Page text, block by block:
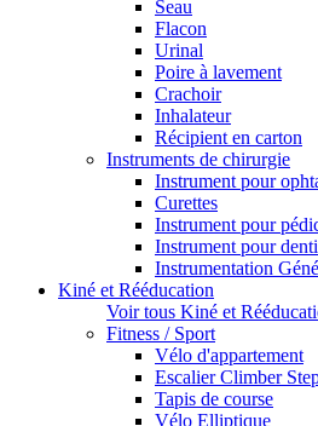
Seau
Flacon
Urinal
Poire à lavement
Crachoir
Inhalateur
Récipient en carton
Instruments de chirurgie
Instrument pour
Curettes
Instrument pour
Instrument pour
Instrumentation
Kiné et Rééducation
Voir tous Kiné et
Fitness / Sport
Vélo d'appartement
Escalier Climber
Tapis de course
Vélo Elliptique